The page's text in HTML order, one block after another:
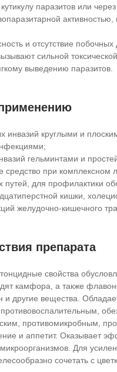
паразитов или
и отсутствие
сильной
выведению паразитов.
инвазий круглыми и
гельминтами и
средство при комплексном
для профилактики
кишки,
желудочно-кишечного
препарата
свойства
камфора, а также
и другие вещества.
противомикробным,
и аппетит. Оказывает
Для
сочетать с